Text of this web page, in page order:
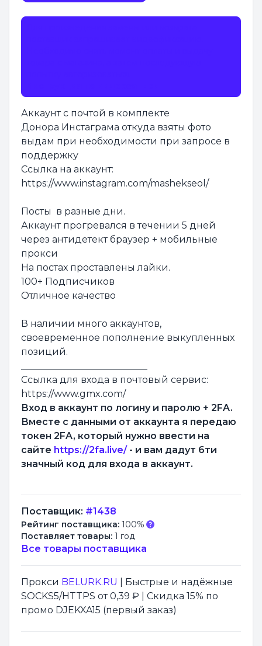
Аккаунт с почтой в комплекте
Донора Инстаграма откуда взяты фото
выдам при необходимости при запросе в
поддержку
Ссылка на аккаунт:
https://www.instagram.com/mashekseol/
Посты в разные дни.
Аккаунт прогревался в течении 5 дней
через антидетект браузер + мобильные
прокси
На постах проставлены лайки.
100+ Подписчиков
Отличное качество
В наличии много аккаунтов,
своевременное пополнение выкупленных
позиций.
Ссылка для входа в почтовый сервис:
https://www.gmx.com/
Вход в аккаунт по логину и паролю + 2FA.
Вместе с данными от аккаунта я передаю
токен 2FA, который нужно ввести на
сайте https://2fa.live/- и вам дадут 6ти
значный код для входа в аккаунт.
Поставщик: #1438
Рейтинг поставщика: 100%
Поставляет товары: 1 год
Все товары поставщика
Прокси BELURK.RU
| Быстрые и надёжные
SOCKS5/HTTPS от 0,39 ₽ | Скидка 15% по
промо DJEKXA15 (первый заказ)